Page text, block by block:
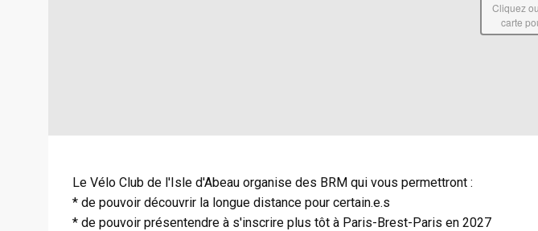
Cliquez
carte
Le Vélo Club de l'Isle d'Abeau organise des BRM qui vous permettront :
* de pouvoir découvrir la longue distance pour certain.e.s
* de pouvoir présentendre à s'inscrire plus tôt à Paris-Brest-Paris en 2027